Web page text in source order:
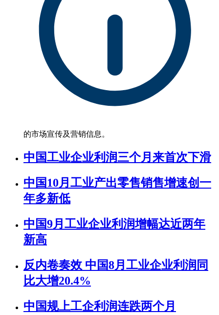
的市场宣传及营销信息。
中国工业企业利润三个月来首次下滑
中国10月工业产出零售销售增速创一
年多新低
中国9月工业企业利润增幅达近两年
新高
反内卷奏效 中国8月工业企业利润同
比大增20.4%
中国规上工企利润连跌两个月